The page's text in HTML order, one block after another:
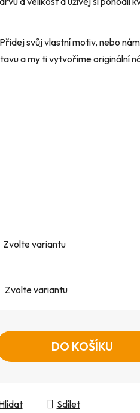
Přidej svůj vlastní motiv, nebo
a my ti vytvoříme originální
Zvolte variantu
Zvolte variantu
DO KOŠÍKU
Sdílet